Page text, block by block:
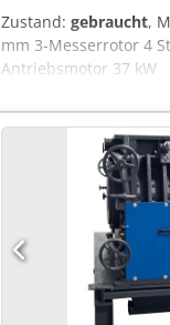
Zustand: gebraucht,
mm 3-Messerrotor 4
Antriebsmotor 37 kW